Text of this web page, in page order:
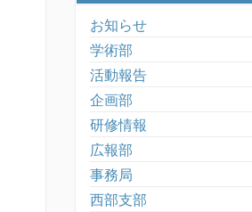
お知らせ
学術部
活動報告
企画部
研修情報
広報部
事務局
西部支部